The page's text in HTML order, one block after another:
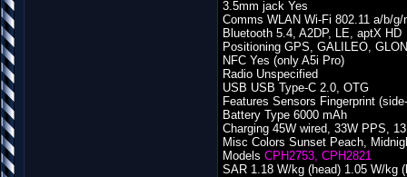
3.5mm jack Yes
Comms WLAN Wi-Fi 802.11 a/b/g/
Bluetooth 5.4, A2DP, LE, aptX HD
Positioning GPS, GALILEO,
NFC Yes (only A5i Pro)
Radio Unspecified
USB USB Type-C 2.0, OTG
Features Sensors Fingerprint
Battery Type 6000 mAh
Charging 45W wired, 33W PPS,
Misc Colors Sunset Peach,
Models CPH2753, CPH2821
SAR 1.18 W/kg (head) 1.05 W/kg